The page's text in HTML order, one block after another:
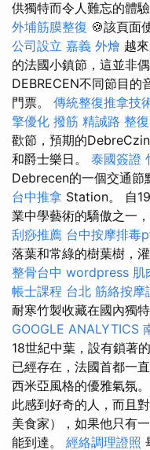
供獨特而令人難忘的體
外埔筋膜整復 🍪該頁面
公司設立 嘉義 外燴 越
的法國小鎮節，這並非偶
DEBRECEN不同節目的
門票。 傳統整復推拿技
擎優化 撥筋 精誠路 整
歡節，預期的
和爵士樂日。 泰國簽證
Debrecen的一個交通節
台中推拿 Station。 自
業中學藝術的驕傲之一
刮痧推薦 台中按摩排毒
落葉和常綠的樹葉樹，
整骨台中 wordpress 肌
帳士課程 台北 筋絡按摩
耐寒竹製收藏在國內獨
GOOGLE ANALYTICS
18世紀中葉，設有鎖著
已經存在，法國首都一
西米亞風格的優雅氣氛。
此感到好奇的人，而且
美食家），如果他只有
能到達。 經絡調理證照